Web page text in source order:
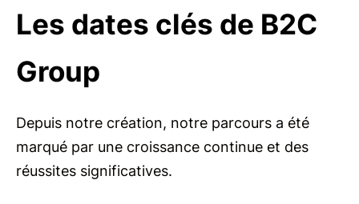
Les dates clés de B2C
Group
Depuis notre création, notre parcours a été
marqué par une croissance continue et des
réussites significatives.